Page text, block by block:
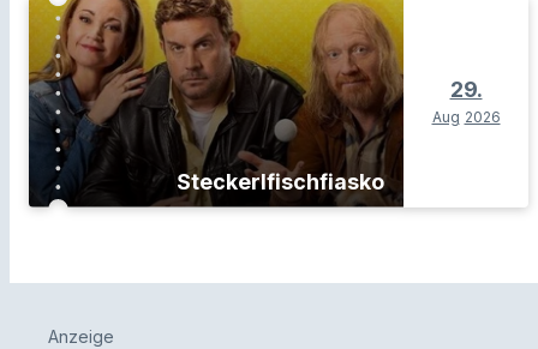
Steckerlfischfiasko
29.
Aug 2026
Anzeige